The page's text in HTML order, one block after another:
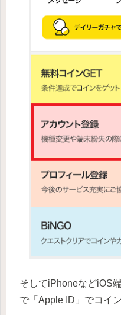
そしてiPhoneなどiOS
で「Apple ID」でコイン